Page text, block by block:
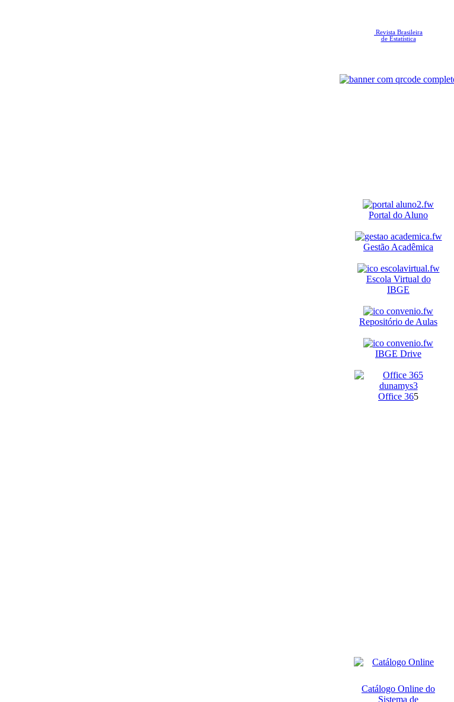
Revista Brasileira
de Estatística
Portal do Aluno
Gestão Acadêmica
Escola Virtual do
IBGE
Repositório de Aulas
IBGE Drive
Office 365
Catálogo Online do
Sistema de